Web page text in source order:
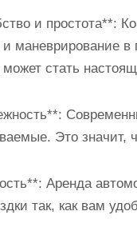
и простота**:
и маневрирование
может стать
Это значит,
Аренда
так, как вам